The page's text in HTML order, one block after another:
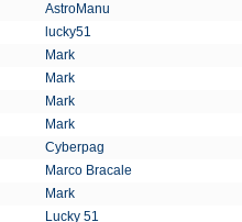
AstroManu
lucky51
Mark
Mark
Mark
Mark
Cyberpag
Marco Bracale
Mark
Lucky 51